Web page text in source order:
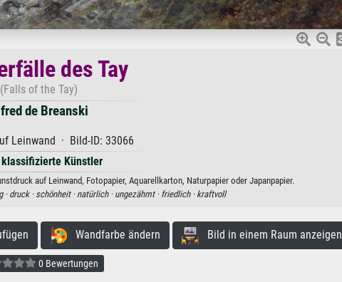
des Tay
(Falls of the Tay)
de Breanski
Leinwand · Bild-ID: 33066
Künstler
auf Leinwand, Fotopapier, Aquarellkarton, Naturpapier oder Japanpapier.
· druck · schönheit · natürlich · ungezähmt · friedlich · kraftvoll
Wandfarbe ändern Bild in einem Raum anzeigen
0 Bewertungen